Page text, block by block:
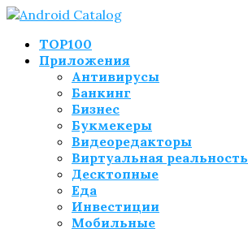
TOP100
Приложения
Антивирусы
Банкинг
Бизнес
Букмекеры
Видеоредакторы
Виртуальная реальность
Десктопные
Еда
Инвестиции
Мобильные